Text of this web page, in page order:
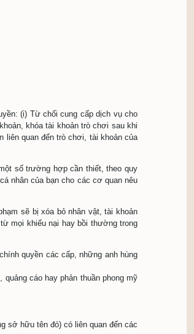
nhập vào trò chơi có thể thực hiện
phép bạn sử dụng Tài khoản liên kết
thông tin để chứng minh bạn là chủ
tài khoản của bạn trong trò chơi, khi